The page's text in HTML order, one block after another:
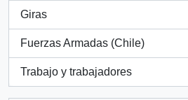
Giras
, 4 results
Fuerzas Armadas (Chile)
, 3 results
Trabajo y trabajadores
, 3 results